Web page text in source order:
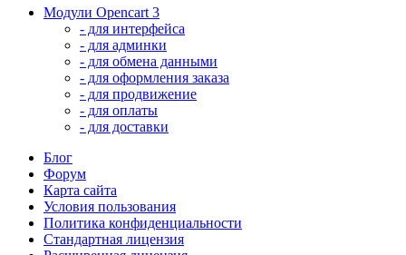
Модули Opencart 3
- для интерфейса
- для админки
- для обмена данными
- для оформления заказа
- для продвижение
- для оплаты
- для доставки
Блог
Форум
Карта сайта
Условия пользования
Политика конфиденциальности
Стандартная лицензия